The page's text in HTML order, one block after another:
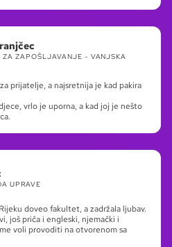
ZAPOŠLJAVANJE - VANJSKA
prijatelje, a najsretnija je kad pakira
vrlo je uporna, a kad joj je nešto
UPRAVE
doveo fakultet, a zadržala ljubav.
još priča i engleski, njemački i
voli provoditi na otvorenom sa